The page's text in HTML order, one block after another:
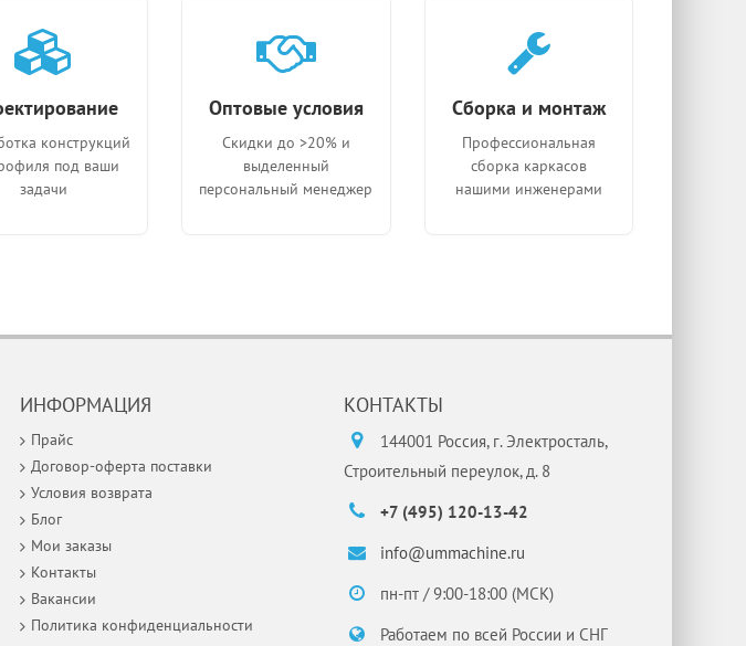
конструкций
под ваши
задачи
Оптовые условия
Скидки до >20% и
выделенный
персональный менеджер
Сборка и монтаж
Профессиональная
сборка каркасов
нашими инженерами
ИНФОРМАЦИЯ
Прайс
Договор-оферта поставки
Условия возврата
Блог
Мои заказы
Контакты
Вакансии
Политика конфиденциальности
КОНТАКТЫ
144001 Россия, г. Электросталь,
Строительный переулок, д. 8
+7 (495) 120-13-42
info@ummachine.ru
пн-пт / 9:00-18:00 (МСК)
Работаем по всей России и СНГ